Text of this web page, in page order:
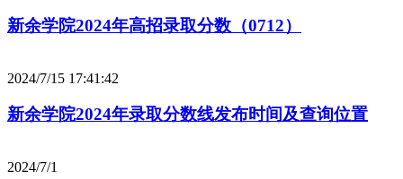
新余学院2024年高招录取分数（0712）
2024/7/15 17:41:42
新余学院2024年录取分数线发布时间及查询位置
2024/7/1